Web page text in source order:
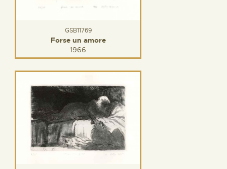
GSB11769
Forse un amore
1966